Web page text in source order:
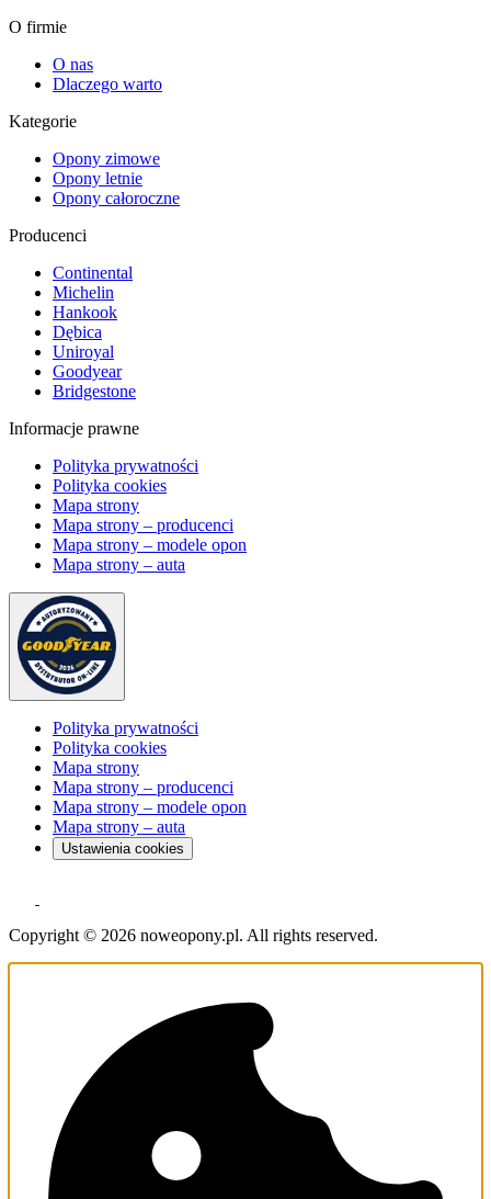
O firmie
O nas
Dlaczego warto
Kategorie
Opony zimowe
Opony letnie
Opony całoroczne
Producenci
Continental
Michelin
Hankook
Dębica
Uniroyal
Goodyear
Bridgestone
Informacje prawne
Polityka prywatności
Polityka cookies
Mapa strony
Mapa strony – producenci
Mapa strony – modele opon
Mapa strony – auta
Polityka prywatności
Polityka cookies
Mapa strony
Mapa strony – producenci
Mapa strony – modele opon
Mapa strony – auta
Ustawienia cookies
Copyright © 2026 noweopony.pl. All rights reserved.